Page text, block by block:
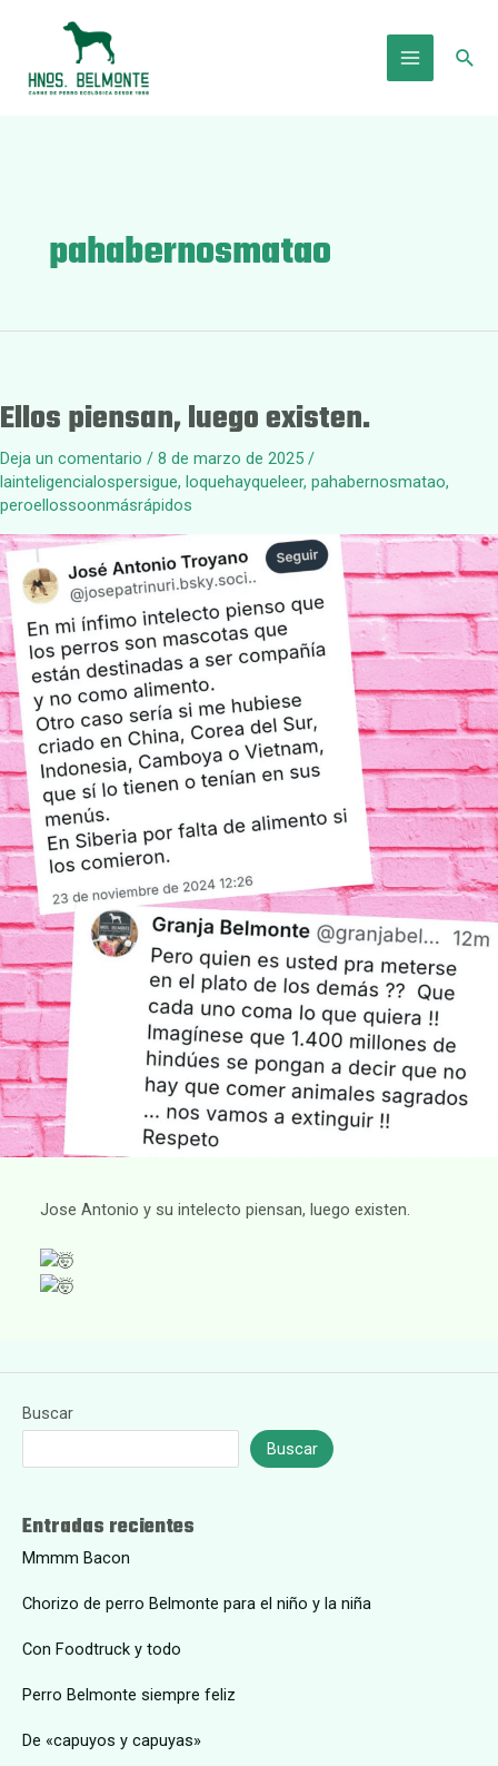
Main
pahabernosmatao
Ellos piensan, luego existen.
Deja un comentario / 8 de marzo de 2025 /
lainteligencialospersigue, loquehayqueleer, pahabernosmatao,
peroellossoonmásrápidos
Jose Antonio y su intelecto piensan, luego existen.
Buscar
Buscar
Entradas recientes
Mmmm Bacon
Chorizo de perro Belmonte para el niño y la niña
Con Foodtruck y todo
Perro Belmonte siempre feliz
De «capuyos y capuyas»